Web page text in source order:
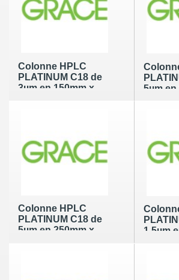
Colonne HPLC
PLATINUM C18 de
3µm en 150mm x
5µm en
Colonne HPLC
PLATINUM C18 de
5µm en 250mm x
1.5µm